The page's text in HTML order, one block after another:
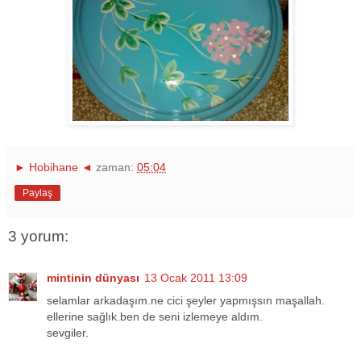
► Hobihane ◄ zaman: 05:04
Paylaş
3 yorum:
mintinin dünyası 13 Ocak 2011 13:09
selamlar arkadaşım.ne cici şeyler yapmışsın maşallah.
ellerine sağlık.ben de seni izlemeye aldım.
sevgiler.